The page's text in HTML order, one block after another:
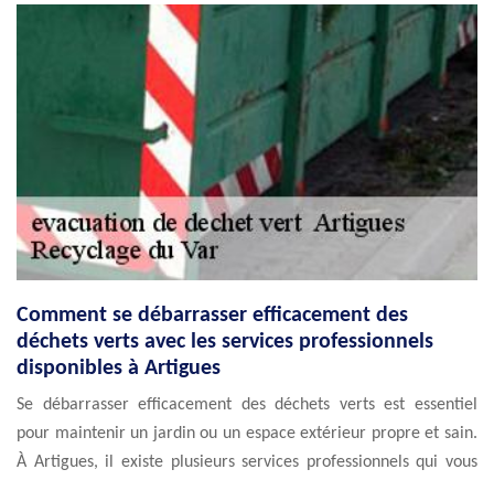
Comment se débarrasser efficacement des
déchets verts avec les services professionnels
disponibles à Artigues
Se débarrasser efficacement des déchets verts est essentiel
pour maintenir un jardin ou un espace extérieur propre et sain.
À Artigues, il existe plusieurs services professionnels qui vous